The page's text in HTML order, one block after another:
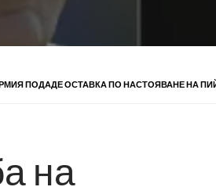
ПОДАДЕ ОСТАВКА ПО НАСТОЯВАНЕ НА
на